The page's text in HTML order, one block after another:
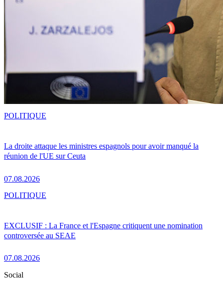
La droite attaque les ministres espagnols pour avoir manqué la
réunion de l'UE sur Ceuta
07.08.2026
POLITIQUE
EXCLUSIF : La France et l'Espagne critiquent une nomination
controversée au SEAE
07.08.2026
POLITIQUE
Social